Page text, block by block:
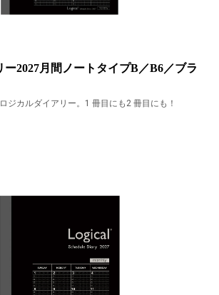
ー2027月間ノートタイプB／B6／ブラ
ジカルダイアリー。1 冊目にも2 冊目にも！